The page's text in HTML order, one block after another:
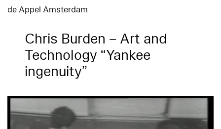
de Appel Amsterdam
Chris Burden – Art and
Technology “Yankee
ingenuity”